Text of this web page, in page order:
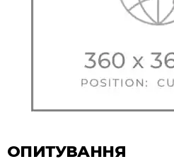
ОПИТУВАННЯ